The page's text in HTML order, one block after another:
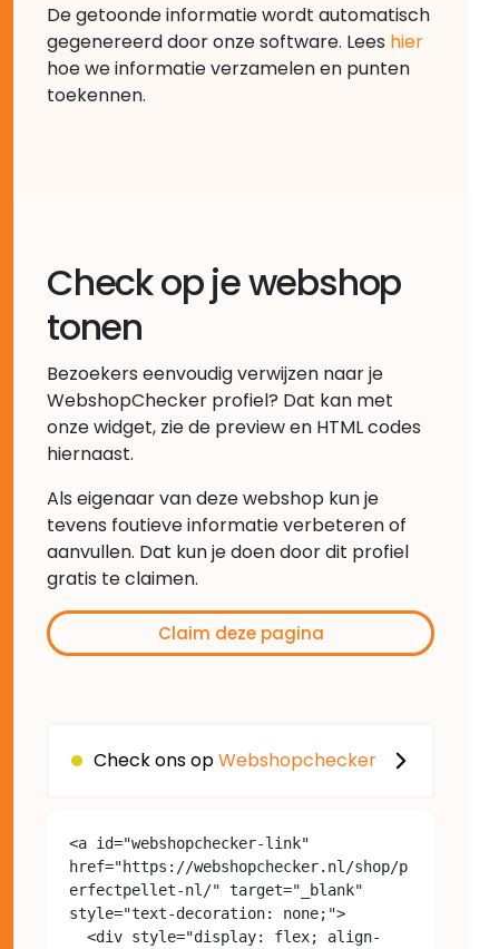
De getoonde informatie wordt automatisch
gegenereerd door onze software. Lees hier
hoe we informatie verzamelen en punten
toekennen.
Check op je webshop
tonen
Bezoekers eenvoudig verwijzen naar je
WebshopChecker profiel? Dat kan met
onze widget, zie de preview en HTML codes
hiernaast.
Als eigenaar van deze webshop kun je
tevens foutieve informatie verbeteren of
aanvullen. Dat kun je doen door dit profiel
gratis te claimen.
Claim deze pagina
Check ons opWebshopchecker
<a id="webshopchecker-link"
href="https://webshopchecker.nl/shop/p
erfectpellet-nl/" target="_blank"
style="text-decoration: none;">